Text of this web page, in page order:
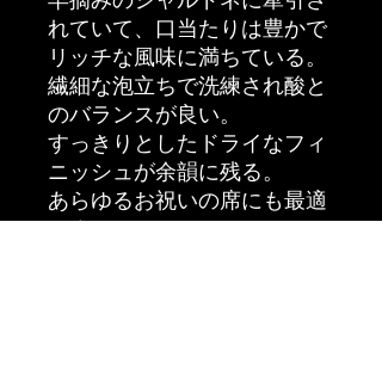
れていて、口当たりは豊かで
リッチな風味に満ちている。
繊細な泡立ちで洗練され酸と
のバランスが良い。
すっきりとしたドライなフィ
ニッシュが余韻に残る。
あらゆるお祝いの席にも最適
です。